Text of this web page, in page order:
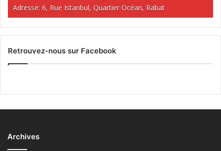
Adresse: 6, Rue Istanbul, Quartier Océan, Rabat
Retrouvez-nous sur Facebook
Archives